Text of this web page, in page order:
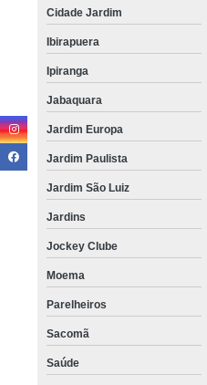
Cidade Jardim
Ibirapuera
Ipiranga
Jabaquara
Jardim Europa
Jardim Paulista
Jardim São Luiz
Jardins
Jockey Clube
Moema
Parelheiros
Sacomã
Saúde